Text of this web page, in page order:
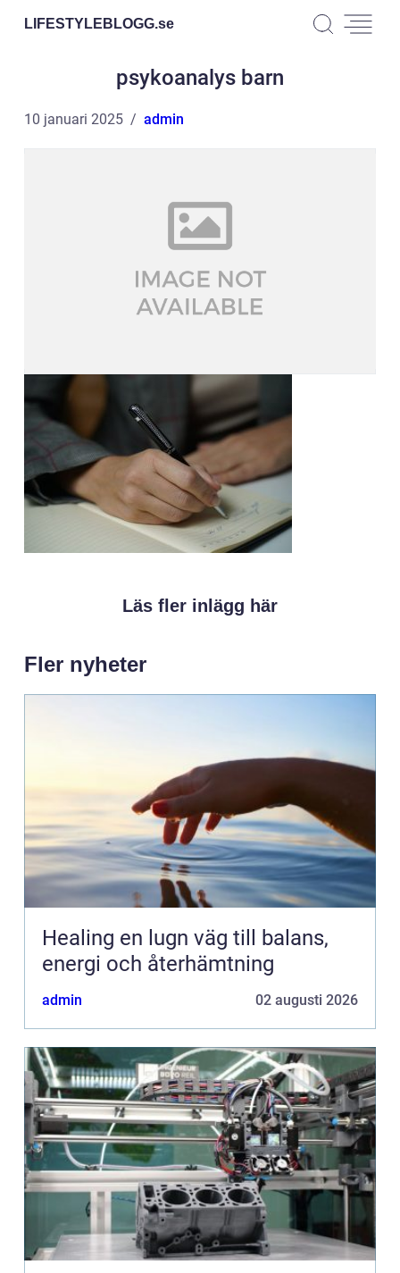
LIFESTYLEBLOGG.se
psykoanalys barn
10 januari 2025 admin
Läs fler inlägg här
Fler nyheter
Healing en lugn väg till balans,
energi och återhämtning
admin 02 augusti 2026